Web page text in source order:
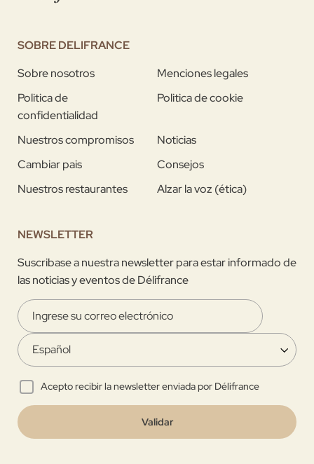
SOBRE DELIFRANCE
Sobre nosotros
Menciones legales
Politica de
confidentialidad
Politica de cookie
Nuestros compromisos
Noticias
Cambiar pais
Consejos
Nuestros restaurantes
Alzar la voz (ética)
NEWSLETTER
Suscribase a nuestra newsletter para estar informado de
las noticias y eventos de Délifrance
Acepto recibir la newsletter enviada por Délifrance
Validar